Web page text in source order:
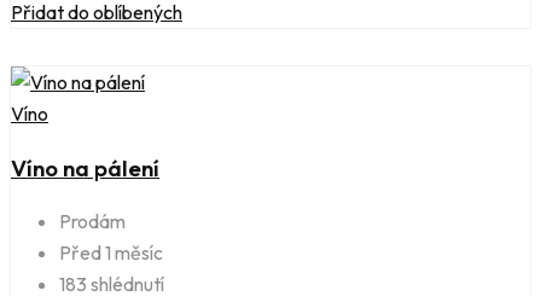
Přidat do oblíbených
Víno
Víno na pálení
Prodám
Před 1 měsíc
183 shlédnutí